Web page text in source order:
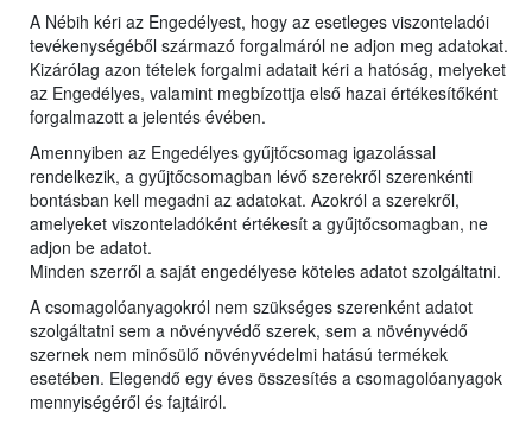
A Nébih kéri az Engedélyest, hogy az esetleges viszonteladói
tevékenységéből származó forgalmáról ne adjon meg adatokat.
Kizárólag azon tételek forgalmi adatait kéri a hatóság, melyeket
az Engedélyes, valamint megbízottja első hazai értékesítőként
forgalmazott a jelentés évében.
Amennyiben az Engedélyes gyűjtőcsomag igazolással
rendelkezik, a gyűjtőcsomagban lévő szerekről szerenkénti
bontásban kell megadni az adatokat. Azokról a szerekről,
amelyeket viszonteladóként értékesít a gyűjtőcsomagban, ne
adjon be adatot.
Minden szerről a saját engedélyese köteles adatot szolgáltatni.
A csomagolóanyagokról nem szükséges szerenként adatot
szolgáltatni sem a növényvédő szerek, sem a növényvédő
szernek nem minősülő növényvédelmi hatású termékek
esetében. Elegendő egy éves összesítés a csomagolóanyagok
mennyiségéről és fajtáiról.